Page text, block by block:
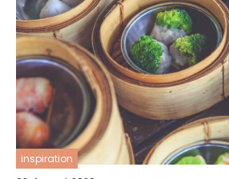
inspiration